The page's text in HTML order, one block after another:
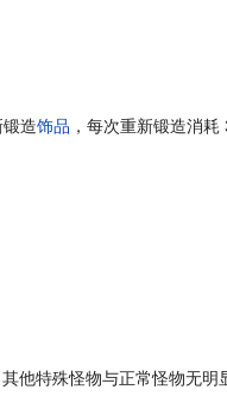
锻造饰品 ，每次重新锻造消
他特殊怪物与正常怪物无